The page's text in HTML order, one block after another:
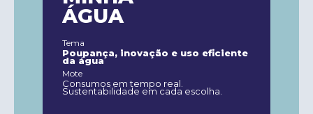
ÁGUA
Tema
Poupança, inovação e uso eficiente
da água
Mote
Consumos em tempo real.
Sustentabilidade em cada escolha.